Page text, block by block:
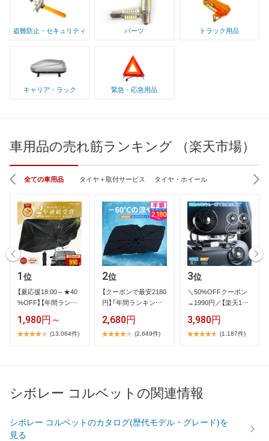
盗難防止・セキュリティ パーツ トラック用品
キャリア・ラック 緊急・応急用品
車用品の売れ筋ランキング （楽天市場）
全ての車用品 タイヤ＋取付サービス タイヤ・ホイール
1 位
【​夏​応​援​1​8​:​0​0​～​★​4​0​
%​O​F​F​】​【​年​間​ラ​ン​キ​
1,980円～
(13,064件)
2位
【​ク​ー​ポ​ン​で​最​安​2​1​8​0​
円​】​「​年​間​ラ​ン​キ​ン​…
2,680円
(2,649件)
3位
＼​5​0​%​O​F​F​ク​ー​ポ​ン​
→​1​9​9​0​円​／​【​楽​天​1​位​
3,980円
(1,187件)
シボレー コルベットの関連情報
シボレー コルベットのカタログ(歴代モデル・グレード)を
見る